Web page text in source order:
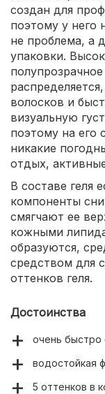
создан для
поэтому у него
не проблема, а
упаковки.
волосков и
визуальную
поэтому на его
никакие
отдых,
В составе геля
компоненты
смягчают ее
кожными
образуются,
средством для
оттенков геля.
Достоинства
очень быстро
водостойкая
5 оттенков в